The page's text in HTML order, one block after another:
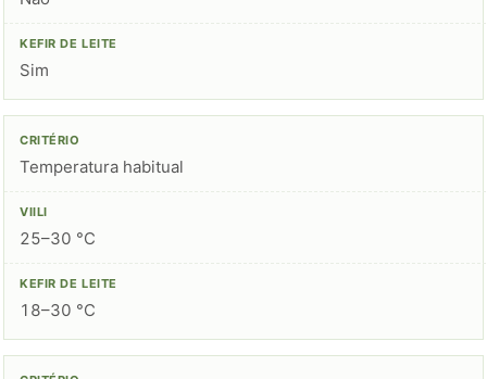
Sim
Temperatura habitual
25–30 °C
18–30 °C